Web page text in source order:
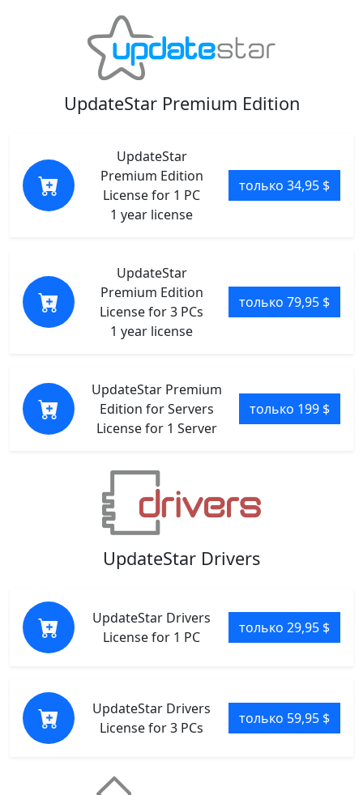
UpdateStar Premium Edition
UpdateStar
Premium Edition
License for 1 PC
1 year license
только 34,95 $
UpdateStar
Premium Edition
License for 3 PCs
1 year license
только 79,95 $
UpdateStar Premium
Edition for Servers
License for 1 Server
только 199 $
UpdateStar Drivers
UpdateStar Drivers
License for 1 PC
только 29,95 $
UpdateStar Drivers
License for 3 PCs
только 59,95 $